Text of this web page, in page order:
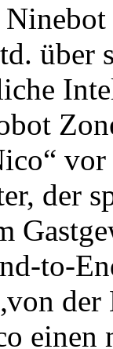
über
der
to-